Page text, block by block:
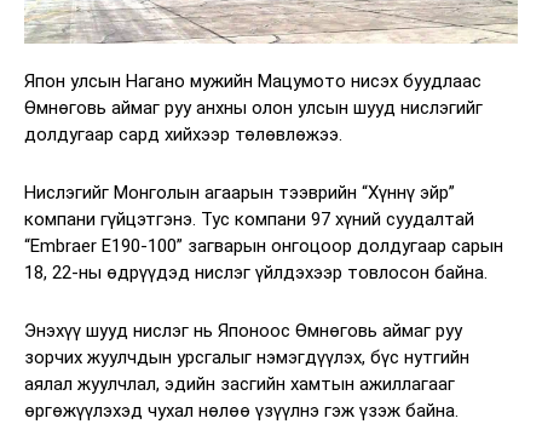
Япон улсын Нагано мужийн Мацумото нисэх буудлаас
Өмнөговь аймаг руу анхны олон улсын шууд нислэгийг
долдугаар сард хийхээр төлөвлөжээ.
Нислэгийг Монголын агаарын тээврийн “Хүннү эйр”
компани гүйцэтгэнэ. Тус компани 97 хүний суудалтай
“Embraer E190-100” загварын онгоцоор долдугаар сарын
18, 22-ны өдрүүдэд нислэг үйлдэхээр товлосон байна.
Энэхүү шууд нислэг нь Японоос Өмнөговь аймаг руу
зорчих жуулчдын урсгалыг нэмэгдүүлэх, бүс нутгийн
аялал жуулчлал, эдийн засгийн хамтын ажиллагааг
өргөжүүлэхэд чухал нөлөө үзүүлнэ гэж үзэж байна.